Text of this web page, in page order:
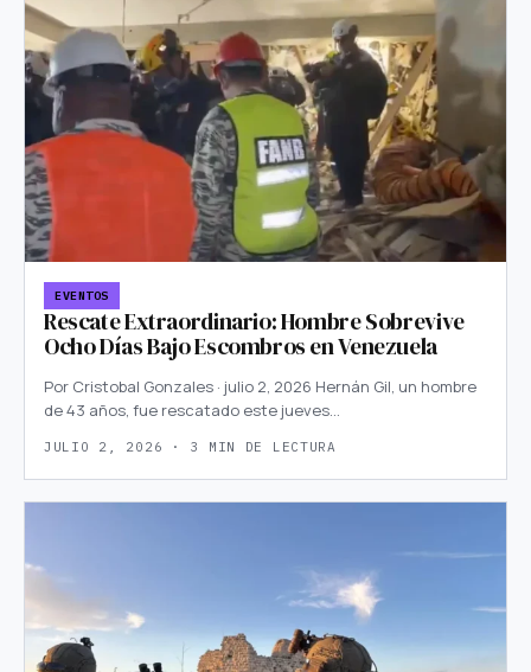
EVENTOS
Rescate Extraordinario: Hombre Sobrevive
Ocho Días Bajo Escombros en Venezuela
Por Cristobal Gonzales · julio 2, 2026 Hernán Gil, un hombre
de 43 años, fue rescatado este jueves…
JULIO 2, 2026 · 3 MIN DE LECTURA